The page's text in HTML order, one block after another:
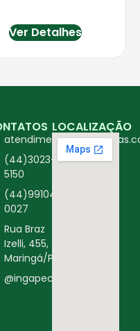
Ver Detalhes
(44)3023-
5150
(44)99104-
0027
Rua Braz
Izelli, 455,
Maringá/PR
@ingapecasagricolas
LOCALIZAÇÃO